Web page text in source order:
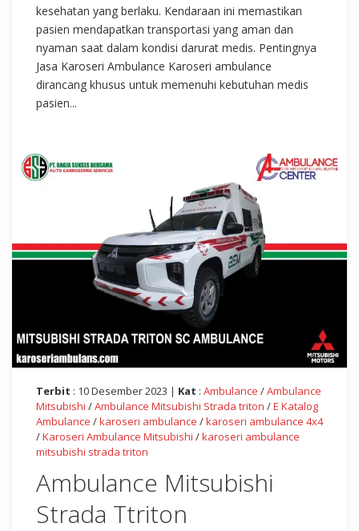
kesehatan yang berlaku. Kendaraan ini memastikan
pasien mendapatkan transportasi yang aman dan
nyaman saat dalam kondisi darurat medis. Pentingnya
Jasa Karoseri Ambulance Karoseri ambulance
dirancang khusus untuk memenuhi kebutuhan medis
pasien...
Terbit : 10 Desember 2023 | Kat : Ambulance /Ambulance
Mitsubishi /Ambulance Mitsubishi Strada triton /E Katalog
Ambulance /karoseri ambulance /karoseri ambulance 4x4
/Karoseri Ambulance Mitsubishi /karoseri ambulance
mitsubishi strada triton
Ambulance Mitsubishi
Strada Ttriton